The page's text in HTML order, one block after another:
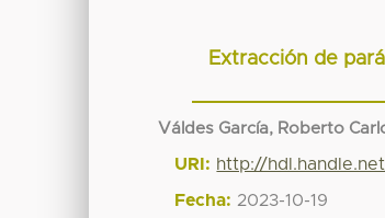
Extracción de
Váldes García, Roberto
URI: http://
Fecha: 2023-10-19